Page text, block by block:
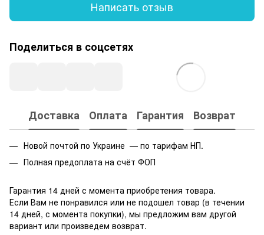
Написать отзыв
Поделиться в соцсетях
Доставка Оплата Гарантия Возврат
Новой почтой по Украине — по тарифам НП.
Полная предоплата на счёт ФОП
Гарантия 14 дней с момента приобретения товара.
Если Вам не понравился или не подошел товар (в течении
14 дней, с момента покупки), мы предложим вам другой
вариант или произведем возврат.